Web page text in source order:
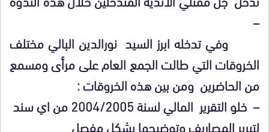
–
وفي تدخله ابرز السيد نورالدين البالي مختلف
الخروقات التي طالت الجمع العام على مرأى ومسمع
من الحاضرين ومن بين هذه الخروقات :
– خلو التقرير المالي لسنة 2004/2005 من اي سند
لتبرير المصاريف وتوضيحها بشكل مفصل